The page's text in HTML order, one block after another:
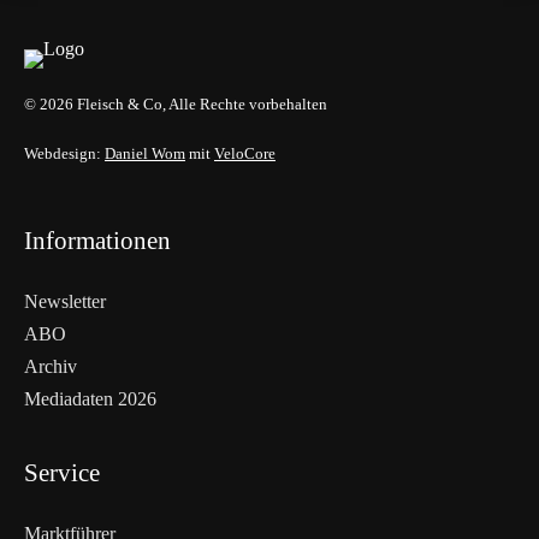
© 2026 Fleisch & Co, Alle Rechte vorbehalten
Webdesign: Daniel Wom mit VeloCore
Informationen
Newsletter
ABO
Archiv
Mediadaten 2026
Service
Marktführer